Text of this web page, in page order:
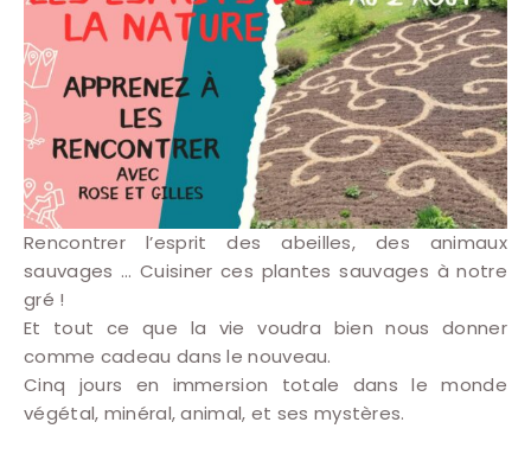
Rencontrer l’esprit des abeilles, des animaux
sauvages … Cuisiner ces plantes sauvages à notre
gré !
Et tout ce que la vie voudra bien nous donner
comme cadeau dans le nouveau.
Cinq jours en immersion totale dans le monde
végétal, minéral, animal, et ses mystères.